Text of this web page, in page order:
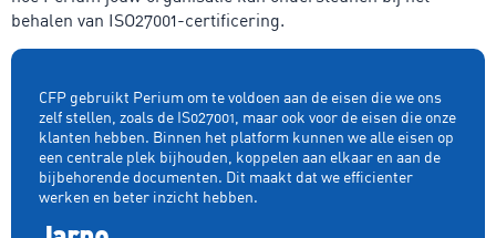
behalen van ISO27001-certificering.
CFP gebruikt Perium om te voldoen aan de eisen die we ons
zelf stellen, zoals de IS027001, maar ook voor de eisen die onze
klanten hebben. Binnen het platform kunnen we alle eisen op
een centrale plek bijhouden, koppelen aan elkaar en aan de
bijbehorende documenten. Dit maakt dat we efficienter
werken en beter inzicht hebben.